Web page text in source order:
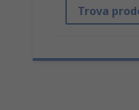
Trova